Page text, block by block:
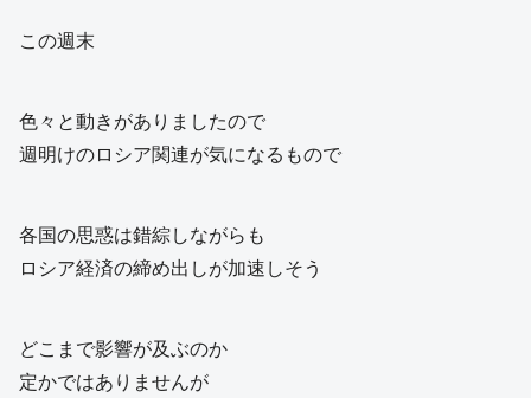
この週末
色々と動きがありましたので
週明けのロシア関連が気になるもので
各国の思惑は錯綜しながらも
ロシア経済の締め出しが加速しそう
どこまで影響が及ぶのか
定かではありませんが